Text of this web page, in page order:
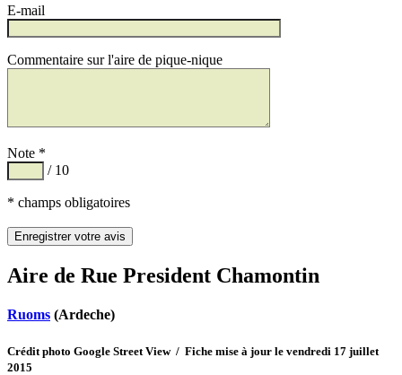
E-mail
Commentaire sur l'aire de pique-nique
Note *
/ 10
* champs obligatoires
Aire de Rue President Chamontin
Ruoms (Ardeche)
Crédit photo Google Street View / Fiche mise à jour le vendredi 17 juillet
2015